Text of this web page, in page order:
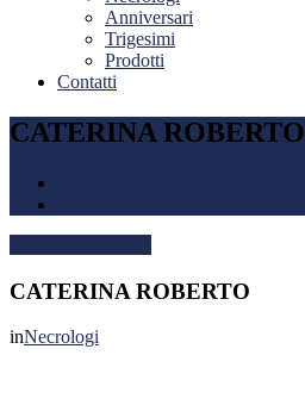
Anniversari
Trigesimi
Prodotti
Contatti
CATERINA ROBERTO
CATERINA ROBERTO
inNecrologi